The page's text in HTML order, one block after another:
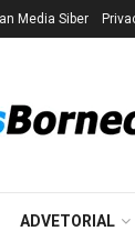
Media Siber
ADVETORIAL